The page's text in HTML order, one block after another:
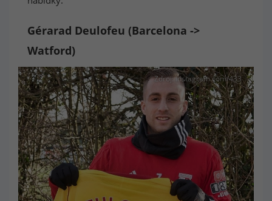
Gérarad Deulofeu (Barcelona ->
Watford)
Zdroj: instagram.com/433